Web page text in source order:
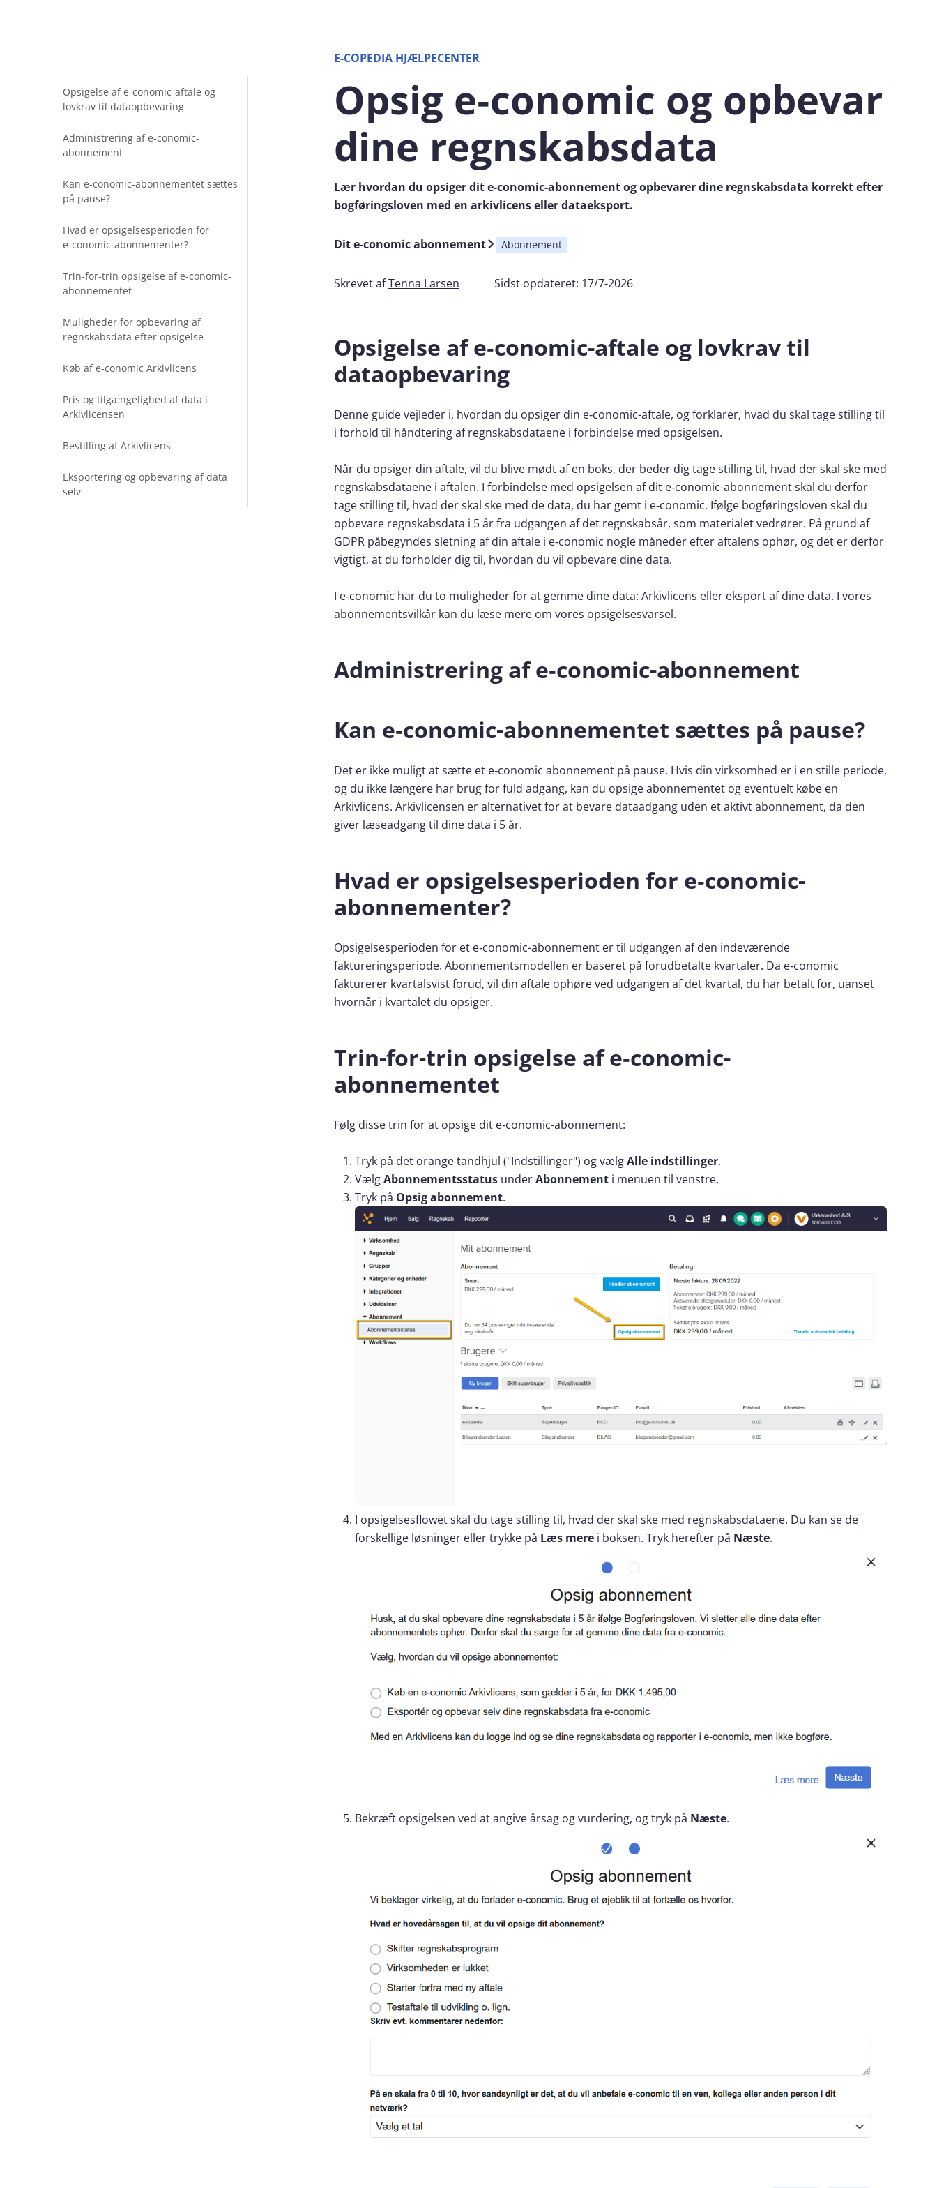
Opsigelse af e‑conomic-aftale og
lovkrav til dataopbevaring
Administrering af e‑conomic-
abonnement
Kan e‑conomic-abonnementet sættes
på pause?
Hvad er opsigelsesperioden for
e‑conomic-abonnementer?
Trin-for-trin opsigelse af e‑conomic-
abonnementet
Muligheder for opbevaring af
regnskabsdata efter opsigelse
Køb af e‑conomic Arkivlicens
Pris og tilgængelighed af data i
Arkivlicensen
Bestilling af Arkivlicens
Eksportering og opbevaring af data
selv
E-COPEDIA HJÆLPECENTER
Opsig e‑conomic og opbevar
dine regnskabsdata
Lær hvordan du opsiger dit e‑conomic-abonnement og opbevarer dine regnskabsdata korrekt efter
bogføringsloven med en arkivlicens eller dataeksport.
Dit e‑conomic abonnement Abonnement
Sidst opdateret: 17/7-2026
Skrevet afTenna Larsen
Opsigelse af e‑conomic-aftale og lovkrav til
dataopbevaring
Denne guide vejleder i, hvordan du opsiger din e‑conomic-aftale, og forklarer, hvad du skal tage stilling til
i forhold til håndtering af regnskabsdataene i forbindelse med opsigelsen.
Når du opsiger din aftale, vil du blive mødt af en boks, der beder dig tage stilling til, hvad der skal ske med
regnskabsdataene i aftalen. I forbindelse med opsigelsen af dit e‑conomic-abonnement skal du derfor
tage stilling til, hvad der skal ske med de data, du har gemt i e‑conomic. Ifølge bogføringsloven skal du
opbevare regnskabsdata i 5 år fra udgangen af det regnskabsår, som materialet vedrører. På grund af
GDPR påbegyndes sletning af din aftale i e‑conomic nogle måneder efter aftalens ophør, og det er derfor
vigtigt, at du forholder dig til, hvordan du vil opbevare dine data.
I e‑conomic har du to muligheder for at gemme dine data: Arkivlicens eller eksport af dine data. I vores
abonnementsvilkår kan du læse mere om vores opsigelsesvarsel.
Administrering af e‑conomic-abonnement
Kan e‑conomic-abonnementet sættes på pause?
Det er ikke muligt at sætte et e‑conomic abonnement på pause. Hvis din virksomhed er i en stille periode,
og du ikke længere har brug for fuld adgang, kan du opsige abonnementet og eventuelt købe en
Arkivlicens. Arkivlicensen er alternativet for at bevare dataadgang uden et aktivt abonnement, da den
giver læseadgang til dine data i 5 år.
Hvad er opsigelsesperioden for e‑conomic-
abonnementer?
Opsigelsesperioden for et e‑conomic-abonnement er til udgangen af den indeværende
faktureringsperiode. Abonnementsmodellen er baseret på forudbetalte kvartaler. Da e‑conomic
fakturerer kvartalsvist forud, vil din aftale ophøre ved udgangen af det kvartal, du har betalt for, uanset
hvornår i kvartalet du opsiger.
Trin-for-trin opsigelse af e‑conomic-
abonnementet
Følg disse trin for at opsige dit e‑conomic-abonnement:
Tryk på det orange tandhjul ("Indstillinger") og vælgAlle indstillinger.
VælgAbonnementsstatusunderAbonnementi menuen til venstre.
Tryk på Opsig abonnement.
I opsigelsesflowet skal du tage stilling til, hvad der skal ske med regnskabsdataene. Du kan se de
forskellige løsninger eller trykke på Læs merei boksen. Tryk herefter på Næste.
Bekræft opsigelsen ved at angive årsag og vurdering, og tryk på Næste.